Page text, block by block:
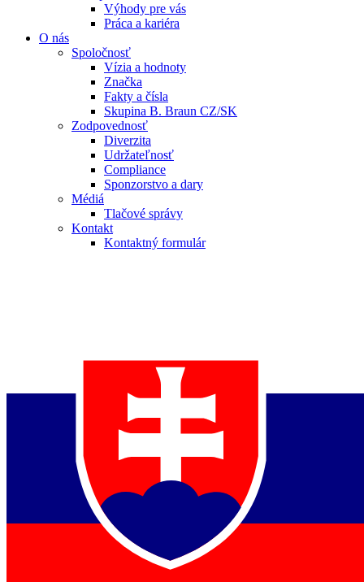
Výhody pre vás
Práca a kariéra
O nás
Spoločnosť
Vízia a hodnoty
Značka
Fakty a čísla
Skupina B. Braun CZ/SK
Zodpovednosť
Diverzita
Udržateľnosť
Compliance
Sponzorstvo a dary
Médiá
Tlačové správy
Kontakt
Kontaktný formulár